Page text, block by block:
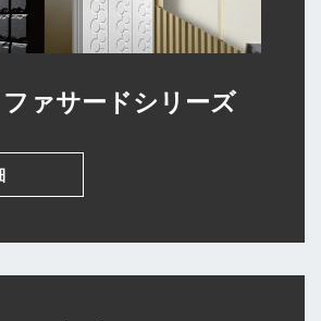
ァサードシリーズ